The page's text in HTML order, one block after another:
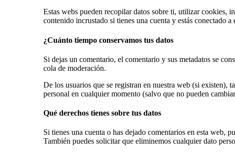
Estas webs pueden recopilar datos sobre ti, utilizar cookies,
contenido incrustado si tienes una cuenta y estás conectado a
¿Cuánto tiempo conservamos tus datos
Si dejas un comentario, el comentario y sus metadatos se
cola de moderación.
De los usuarios que se registran en nuestra web (si
personal en cualquier momento (salvo que no pueden
Qué derechos tienes sobre tus datos
Si tienes una cuenta o has dejado comentarios en esta web,
También puedes solicitar que eliminemos cualquier dato